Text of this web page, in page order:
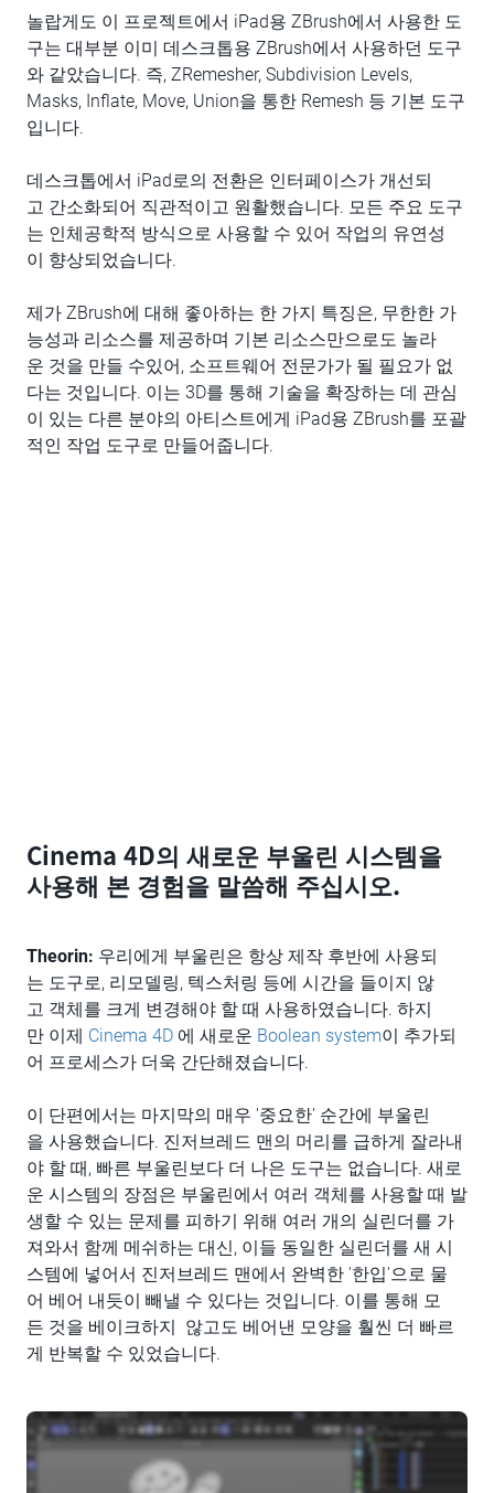
놀랍게도 이 프로젝트에서 iPad용 ZBrush에서 사용한 도
구는 대부분 이미 데스크톱용 ZBrush에서 사용하던 도구
와 같았습니다. 즉, ZRemesher, Subdivision Levels,
Masks, Inflate, Move, Union을 통한 Remesh 등 기본 도구
입니다.
데스크톱에서 iPad로의 전환은 인터페이스가 개선되
고 간소화되어 직관적이고 원활했습니다. 모든 주요 도구
는 인체공학적 방식으로 사용할 수 있어 작업의 유연성
이 향상되었습니다.
제가 ZBrush에 대해 좋아하는 한 가지 특징은, 무한한 가
능성과 리소스를 제공하며 기본 리소스만으로도 놀라
운 것을 만들 수있어, 소프트웨어 전문가가 될 필요가 없
다는 것입니다. 이는 3D를 통해 기술을 확장하는 데 관심
이 있는 다른 분야의 아티스트에게 iPad용 ZBrush를 포괄
적인 작업 도구로 만들어줍니다.
Cinema 4D의 새로운 부울린 시스템을
사용해 본 경험을 말씀해 주십시오.
Theorin: 우리에게 부울린은 항상 제작 후반에 사용되
는 도구로, 리모델링, 텍스처링 등에 시간을 들이지 않
고 객체를 크게 변경해야 할 때 사용하였습니다. 하지
만 이제 Cinema 4D 에 새로운 Boolean system이 추가되
어 프로세스가 더욱 간단해졌습니다.
이 단편에서는 마지막의 매우 '중요한' 순간에 부울린
을 사용했습니다. 진저브레드 맨의 머리를 급하게 잘라내
야 할 때, 빠른 부울린보다 더 나은 도구는 없습니다. 새로
운 시스템의 장점은 부울린에서 여러 객체를 사용할 때 발
생할 수 있는 문제를 피하기 위해 여러 개의 실린더를 가
져와서 함께 메쉬하는 대신, 이들 동일한 실린더를 새 시
스템에 넣어서 진저브레드 맨에서 완벽한 '한입'으로 물
어 베어 내듯이 빼낼 수 있다는 것입니다. 이를 통해 모
든 것을 베이크하지 않고도 베어낸 모양을 훨씬 더 빠르
게 반복할 수 있었습니다.